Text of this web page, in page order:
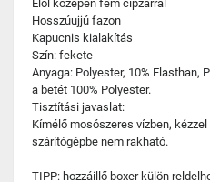
Elöl középen fém cipzárral
Hosszúujjú fazon
Kapucnis kialakítás
Szín: fekete
Anyaga: Polyester, 10% Elasthan,
a betét 100% Polyester.
Tisztítási javaslat:
Kímélő mosószeres vízben,
szárítógépbe nem rakható.
TIPP: hozzáillő boxer külön